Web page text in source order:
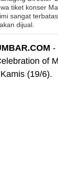
tiket konser
sangat
dijual.
-
of
(19/6).